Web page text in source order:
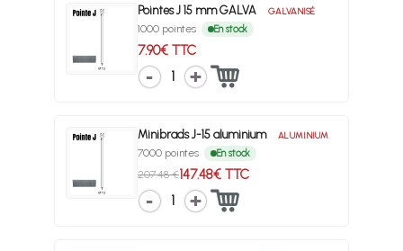
Pointes J 15 mm GALVA GALVANISÉ
1000 pointes En stock
7.90€ TTC
1
Minibrads J-15 aluminium ALUMINIUM
7000 pointes En stock
207.48 €147.48€ TTC
1